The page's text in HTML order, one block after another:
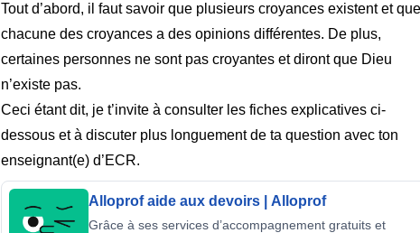
Tout d’abord, il faut savoir que plusieurs croyances existent et que
chacune des croyances a des opinions différentes. De plus,
certaines personnes ne sont pas croyantes et diront que Dieu
n’existe pas.
Ceci étant dit, je t’invite à consulter les fiches explicatives ci-
dessous et à discuter plus longuement de ta question avec ton
enseignant(e) d’ECR.
Alloprof aide aux devoirs | Alloprof
Grâce à ses services d’accompagnement gratuits et